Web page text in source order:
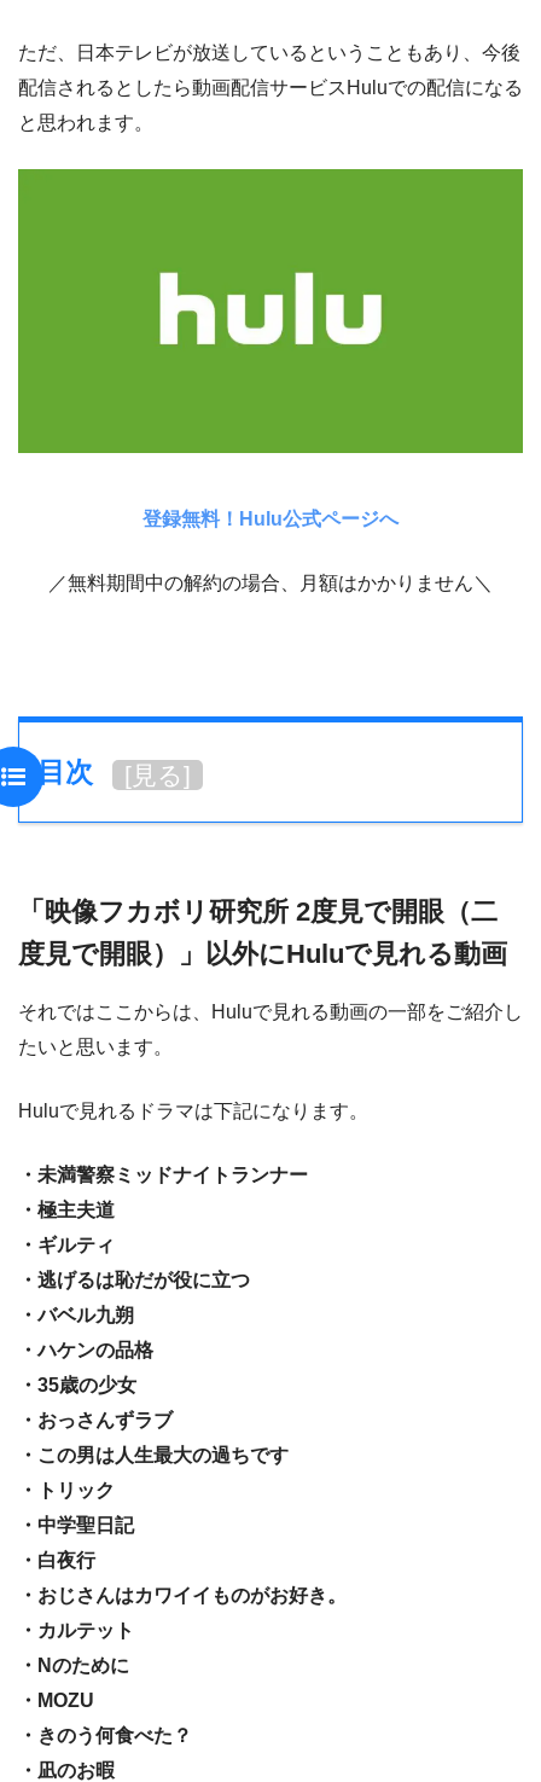
ただ、日本テレビが放送しているということもあり、今後
配信されるとしたら動画配信サービスHuluでの配信になる
と思われます。
登録無料！Hulu公式ページへ
／無料期間中の解約の場合、月額はかかりません＼
目次 [見る]
「映像フカボリ研究所 2度見で開眼（二
度見で開眼）」以外にHuluで見れる動画
それではここからは、Huluで見れる動画の一部をご紹介し
たいと思います。
Huluで見れるドラマは下記になります。
・未満警察ミッドナイトランナー
・極主夫道
・ギルティ
・逃げるは恥だが役に立つ
・バベル九朔
・ハケンの品格
・35歳の少女
・おっさんずラブ
・この男は人生最大の過ちです
・トリック
・中学聖日記
・白夜行
・おじさんはカワイイものがお好き。
・カルテット
・Nのために
・MOZU
・きのう何食べた？
・凪のお暇